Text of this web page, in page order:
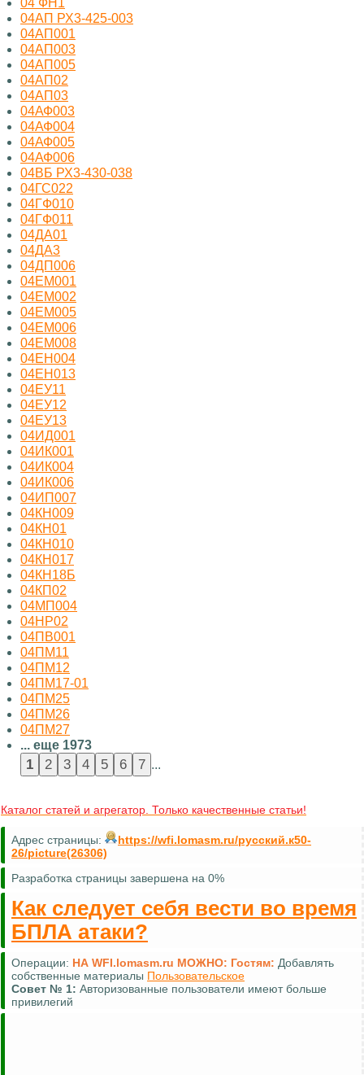
04 ФН1
04АП РХ3-425-003
04АП001
04АП003
04АП005
04АП02
04АП03
04АФ003
04АФ004
04АФ005
04АФ006
04ВБ РХ3-430-038
04ГС022
04ГФ010
04ГФ011
04ДА01
04ДА3
04ДП006
04ЕМ001
04ЕМ002
04ЕМ005
04ЕМ006
04ЕМ008
04ЕН004
04ЕН013
04ЕУ11
04ЕУ12
04ЕУ13
04ИД001
04ИК001
04ИК004
04ИК006
04ИП007
04КН009
04КН01
04КН010
04КН017
04КН18Б
04КП02
04МП004
04НР02
04ПВ001
04ПМ11
04ПМ12
04ПМ17-01
04ПМ25
04ПМ26
04ПМ27
... еще 1973
...
Каталог статей и агрегатор. Только качественные статьи!
Адрес страницы:
https://wfi.lomasm.ru/русский.к50-
26/picture(26306)
Разработка страницы завершена на 0%
Как следует себя вести во время
БПЛА атаки?
Операции: НА WFI.lomasm.ru МОЖНО: Гостям:
Комментировать (почти везде)
Совет № 2: Для удобной навигации используйтекарту сайта